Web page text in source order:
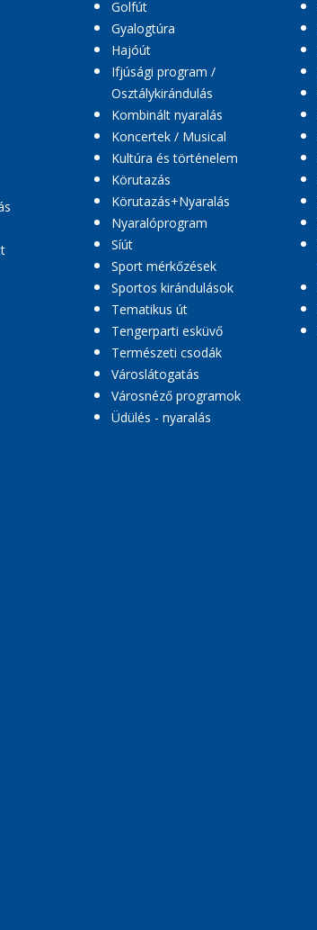
Golfút
Gyalogtúra
Hajóút
Ifjúsági program /
Osztálykirándulás
Kombinált nyaralás
Koncertek / Musical
Kultúra és történelem
Körutazás
Körutazás+Nyaralás
Nyaralóprogram
Síút
Sport mérkőzések
Sportos kirándulások
Tematikus út
Tengerparti esküvő
Természeti csodák
Városlátogatás
Városnéző programok
Üdülés - nyaralás